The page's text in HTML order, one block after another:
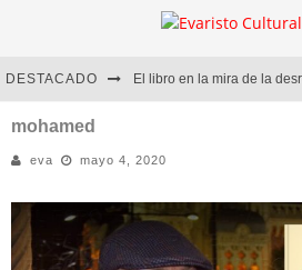
DESTACADO
Diego Meret | Hotel Acapulco
Alejandra Correa | La nieve
mohamed
eva mayo 4, 2020